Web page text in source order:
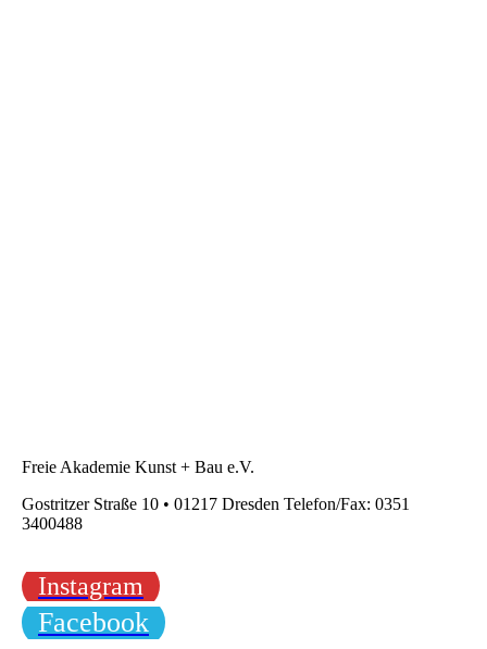
Freie Akademie Kunst + Bau e.V.
Gostritzer Straße 10 • 01217 Dresden Telefon/Fax: 0351
3400488
Instagram
Facebook